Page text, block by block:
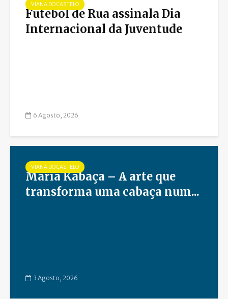
VIANA DO CASTELO
Futebol de Rua assinala Dia
Internacional da Juventude
6 Agosto, 2026
VIANA DO CASTELO
Maria Kabaça – A arte que
transforma uma cabaça num...
3 Agosto, 2026